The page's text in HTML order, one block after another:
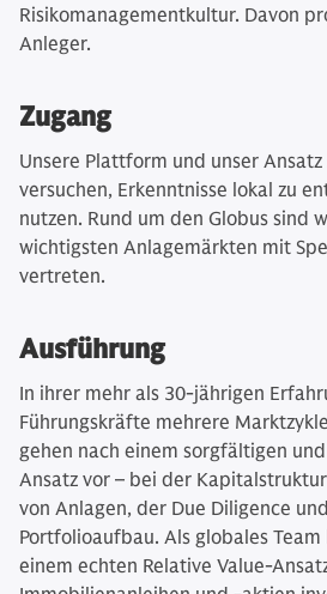
Risikomanagementkultur. Davon
Anleger.
Zugang
Unsere Plattform und unser
versuchen, Erkenntnisse lokal zu
nutzen. Rund um den Globus sind
wichtigsten Anlagemärkten mit
vertreten.
Ausführung
In ihrer mehr als 30-jährigen
Führungskräfte mehrere
gehen nach einem sorgfältigen
Ansatz vor – bei der
von Anlagen, der Due Diligence
Portfolioaufbau. Als globales
einem echten Relative Value-